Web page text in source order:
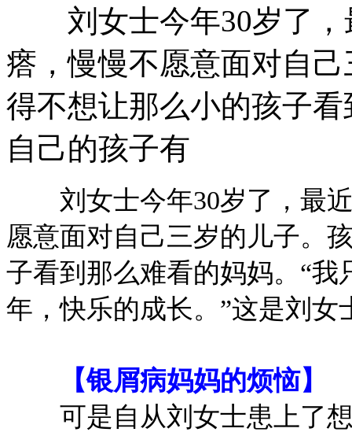
刘女士今年30岁了，
瘩，慢慢不愿意面对自
得不想让那么小的孩子
自己的孩子有
刘女士今年30岁了，最近
愿意面对自己三岁的儿子。
子看到那么难看的妈妈。“
年，快乐的成长。”这是刘女
【银屑病妈妈的烦恼】
可是自从刘女士患上了想